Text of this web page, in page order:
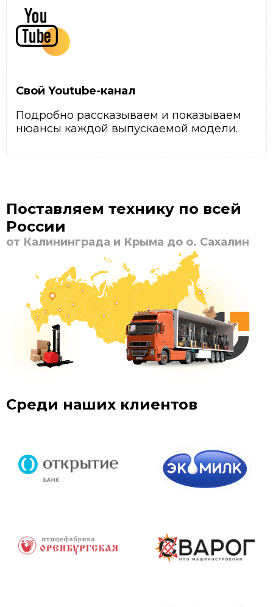
Свой Youtube-канал
Подробно рассказываем и показываем
нюансы каждой выпускаемой модели.
Поставляем технику по всей
России
от Калининграда и Крыма до о. Сахалин
Среди наших клиентов